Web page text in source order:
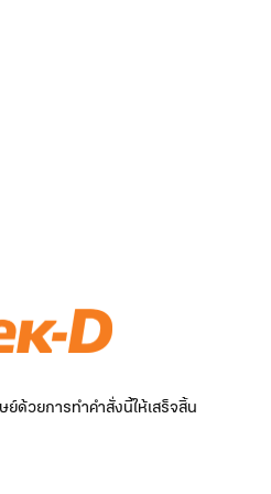
ด้วยการทำคำสั่งนี้ให้เสร็จสิ้น